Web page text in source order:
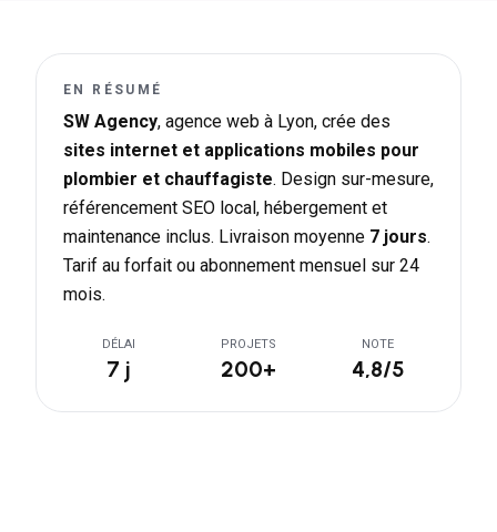
EN RÉSUMÉ
SW Agency, agence web à Lyon, crée des
sites internet et applications mobiles pour
plombier et chauffagiste. Design sur-mesure,
référencement SEO local, hébergement et
maintenance inclus. Livraison moyenne 7 jours.
Tarif au forfait ou abonnement mensuel sur 24
mois.
DÉLAI
7 j
PROJETS
200+
NOTE
4,8/5